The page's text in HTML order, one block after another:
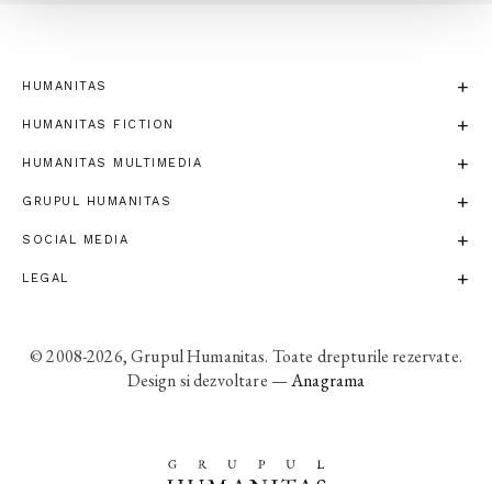
HUMANITAS
HUMANITAS FICTION
HUMANITAS MULTIMEDIA
GRUPUL HUMANITAS
SOCIAL MEDIA
LEGAL
© 2008-2026, Grupul Humanitas. Toate drepturile rezervate.
Design si dezvoltare —Anagrama